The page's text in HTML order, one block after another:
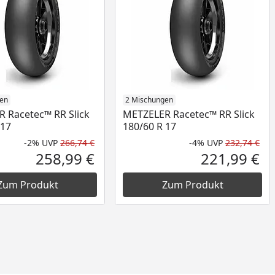
Racetec™ RR Slick
Rabatt in Prozent
-2%
Ursprünglicher Preis
UVP 266,74 €
Aktueller Preis
258,99 €
Produkt
2 Mischungen
METZELER Racetec™ RR Slick
180/60 R 17
-4% UVP 232,74 €
221,99 €
Zum Produkt